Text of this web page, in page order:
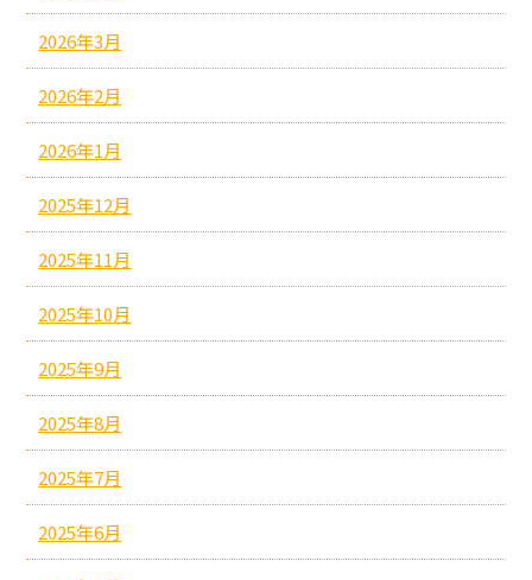
2026年3月
2026年2月
2026年1月
2025年12月
2025年11月
2025年10月
2025年9月
2025年8月
2025年7月
2025年6月